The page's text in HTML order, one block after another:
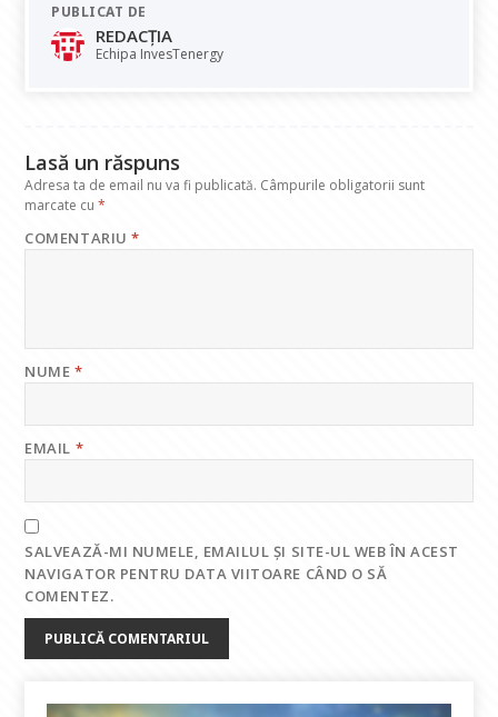
b
o
s
A dI
PUBLICAT DE
REDACȚIA
Echipa InvesTenergy
Lasă un răspuns
Adresa ta de email nu va fi publicată. Câmpurile obligatorii sunt
marcate cu*
COMENTARIU*
NUME*
EMAIL *
SALVEAZĂ-MI NUMELE, EMAILUL ȘI SITE-UL WEB ÎN ACEST
NAVIGATOR PENTRU DATA VIITOARE CÂND O SĂ
COMENTEZ.